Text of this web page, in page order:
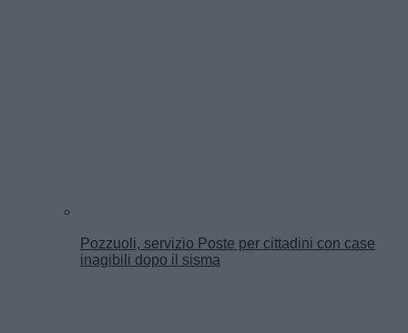
Pozzuoli, servizio Poste per cittadini con case
inagibili dopo il sisma